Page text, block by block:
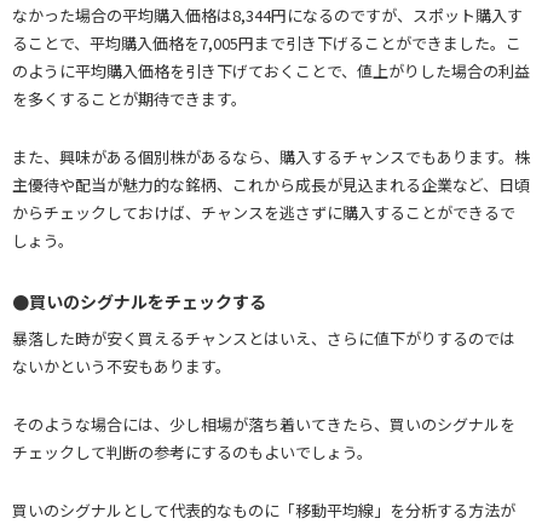
なかった場合の平均購入価格は8,344円になるのですが、スポット購入す
ることで、平均購入価格を7,005円まで引き下げることができました。こ
のように平均購入価格を引き下げておくことで、値上がりした場合の利益
を多くすることが期待できます。
また、興味がある個別株があるなら、購入するチャンスでもあります。株
主優待や配当が魅力的な銘柄、これから成長が見込まれる企業など、日頃
からチェックしておけば、チャンスを逃さずに購入することができるで
しょう。
●買いのシグナルをチェックする
暴落した時が安く買えるチャンスとはいえ、さらに値下がりするのでは
ないかという不安もあります。
そのような場合には、少し相場が落ち着いてきたら、買いのシグナルを
チェックして判断の参考にするのもよいでしょう。
買いのシグナルとして代表的なものに「移動平均線」を分析する方法が